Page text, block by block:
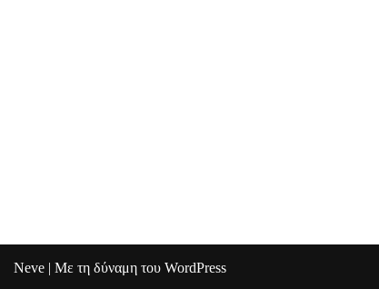
Neve | Με τη δύναμη του WordPress